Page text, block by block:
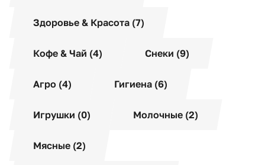
Здоровье & Красота (7)
Кофе & Чай (4) Снеки (9)
Агро (4) Гигиена (6)
Игрушки (0) Молочные (2)
Мясные (2)